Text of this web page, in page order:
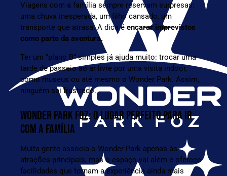
Viagens com a família sempre reservam surpresas:
uma chuva inesperada, um filho cansado, um
transporte que atrasa. A dica é encarar imprevistos
como parte da aventura.
Ter um “plano B” simples já ajuda muito: trocar uma
tarde de passeio ao ar livre por uma visita indoor,
como museus ou até mesmo o Wonder Park. Assim,
ninguém sai frustrado.
WONDER PARK FOZ: O LUGAR PERFEITO PARA IR
COM A FAMÍLIA
Muita gente associa o Wonder Park apenas às
atrações principais, mas o espaço vai além e oferece
facilidades que tornam a experiência ainda mais